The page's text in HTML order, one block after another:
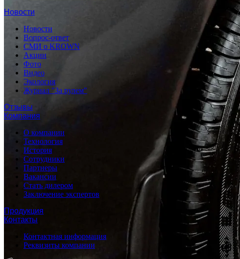
Новости
Новости
Вопрос-ответ
СМИ о KROWN
Акции
Фото
Видео
Экология
Журнал "За рулем"
Отзывы
Компания
О компании
Технология
История
Сотрудники
Партнеры
Вакансии
Стать дилером
Заключение экспертов
Продукция
Контакты
Контактная информация
Реквизиты компании